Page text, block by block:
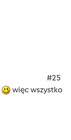
#25
więc wszystko